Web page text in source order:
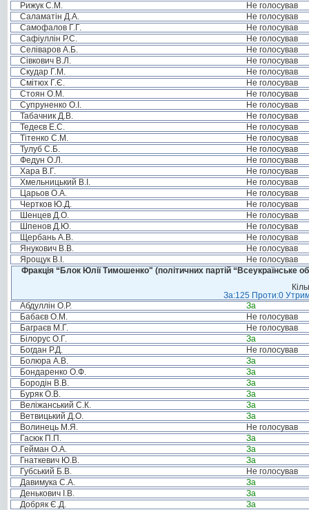
Рижук С.М.
Не голосував
Саламатін Д.А.
Не голосував
Самофалов Г.Г.
Не голосував
Сафіуллін Р.С.
Не голосував
Селіваров А.Б.
Не голосував
Сівкович В.Л.
Не голосував
Скудар Г.М.
Не голосував
Смітюх Г.Є.
Не голосував
Стоян О.М.
Не голосував
Супруненко О.І.
Не голосував
Табачник Д.В.
Не голосував
Тедеєв Е.С.
Не голосував
Тітенко С.М.
Не голосував
Тулуб С.Б.
Не голосував
Федун О.Л.
Не голосував
Хара В.Г.
Не голосував
Хмельницький В.І.
Не голосував
Царьов О.А.
Не голосував
Чертков Ю.Д.
Не голосував
Шенцев Д.О.
Не голосував
Шпенов Д.Ю.
Не голосував
Щербань А.В.
Не голосував
Янукович В.В.
Не голосував
Ярощук В.І.
Не голосував
Фракція “Блок Юлії Тимошенко" (політичних партій “Всеукраїнське
За:125 Проти:0
Абдуллін О.Р.
За
Бабаєв О.М.
Не голосував
Баграєв М.Г.
Не голосував
Білорус О.Г.
За
Богдан Р.Д.
Не голосував
Болюра А.В.
За
Бондаренко О.Ф.
За
Бородін В.В.
За
Буряк О.В.
За
Веліжанський С.К.
За
Ветвицький Д.О.
За
Волинець М.Я.
Не голосував
Гасюк П.П.
За
Гейман О.А.
За
Гнаткевич Ю.В.
За
Губський Б.В.
Не голосував
Давимука С.А.
За
Денькович І.В.
За
Добряк Є.Д.
За